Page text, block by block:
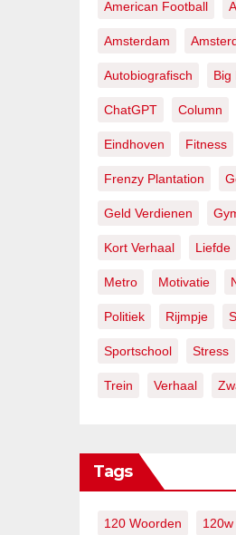
American Football
Amsterdam
Autobiografisch Big
ChatGPT Column
Eindhoven Fitness
Frenzy Plantation
Geld Verdienen
Kort Verhaal Liefde
Metro Motivatie
Politiek Rijmpje
Sportschool Stress
Trein Verhaal
Tags
120 Woorden 120w